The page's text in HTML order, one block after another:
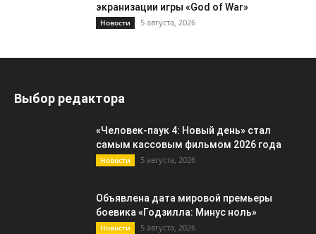
экранизации игры «God of War»
Новости 5 августа, 2026
Выбор редактора
«Человек-паук 4: Новый день» стал
самым кассовым фильмом 2026 года
Новости 5 августа, 2026
Объявлена дата мировой премьеры
боевика «Годзилла: Минус ноль»
Новости 5 августа, 2026